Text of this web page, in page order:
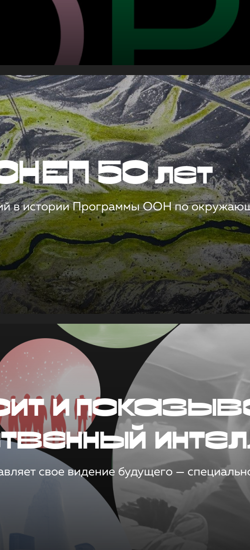
50 лет
в истории Программы ООН по
и
свое видение будущего —